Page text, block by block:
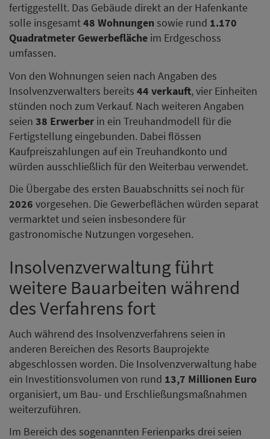
fertiggestellt. Das Gebäude direkt an der Hafenkante
solle insgesamt48 Wohnungen sowie rund 1.170
Quadratmeter Gewerbefläche im Erdgeschoss
umfassen.
Von den Wohnungen seien nach Angaben des
Insolvenzverwalters bereits 44 verkauft, vier Einheiten
stünden noch zum Verkauf. Nach weiteren Angaben
seien 38 Erwerber in ein Treuhandmodell für die
Fertigstellung eingebunden. Dabei flössen
Kaufpreiszahlungen auf ein Treuhandkonto und
würden ausschließlich für den Weiterbau verwendet.
Die Übergabe des ersten Bauabschnitts sei noch für
2026 vorgesehen. Die Gewerbeflächen würden separat
vermarktet und seien insbesondere für
gastronomische Nutzungen vorgesehen.
Insolvenzverwaltung führt
weitere Bauarbeiten während
des Verfahrens fort
Auch während des Insolvenzverfahrens seien in
anderen Bereichen des Resorts Bauprojekte
abgeschlossen worden. Die Insolvenzverwaltung habe
ein Investitionsvolumen von rund 13,7 Millionen Euro
organisiert, um Bau- und Erschließungsmaßnahmen
weiterzuführen.
Im Bereich des sogenannten Ferienparks drei seien